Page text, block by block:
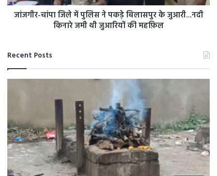
के
जुआरी...नदी
जुआरियों
जांजगीर-चांपा जिले में पुलिस ने पकड़े बिलासपुर के जुआरी...नदी
किनारे जमी थी जुआरियों की महफ़िल
Recent Posts